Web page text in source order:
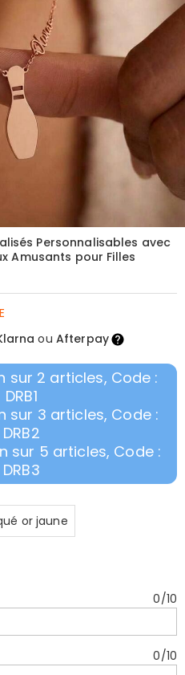
Personnalisables avec
Amusants pour Filles
ou Afterpay
sur 2 articles, Code :
DRB1
sur 3 articles, Code :
DRB2
sur 5 articles, Code :
DRB3
or jaune
0/10
0/10